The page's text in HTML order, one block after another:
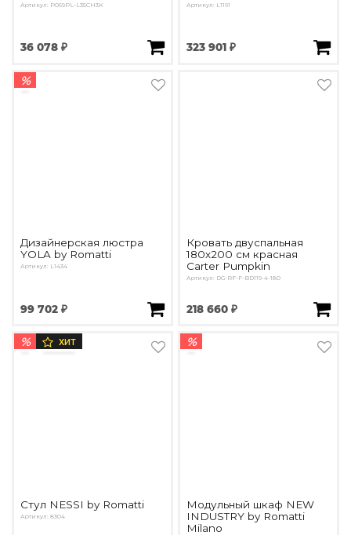
Артикул: P069PL-L35CH3K
36 078 ₽
Артикул: L1191
323 901 ₽
%
Дизайнерская люстра
YOLA by Romatti
Артикул: L1434
99 702 ₽
Кровать двуспальная
180х200 см красная
Carter Pumpkin
Артикул: DG-RF-F-BD119-4-180
218 660 ₽
% ХИТ
Стул NESSI by Romatti
Артикул: 8304
%
Модульный шкаф NEW
INDUSTRY by Romatti
Milano